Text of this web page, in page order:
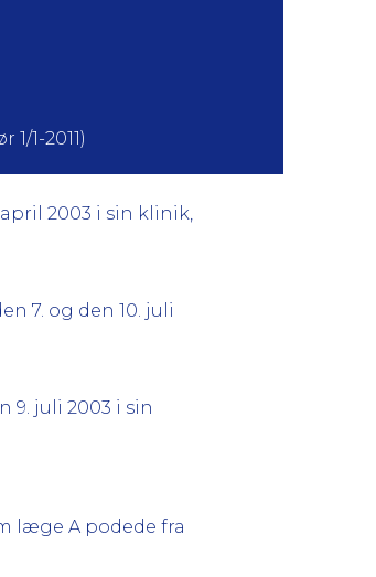
1-2011)
2003 i sin klinik,
7. og den 10. juli
juli 2003 i sin
læge A podede fra